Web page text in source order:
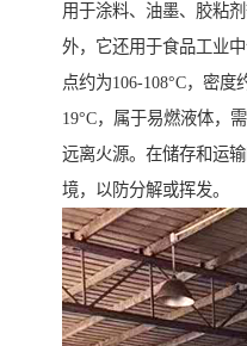
用于涂料、油墨、胶粘
外，它还用于食品工业
点约为106-108°C，密度
19°C，属于易燃液体，
远离火源。在储存和运
境，以防分解或挥发。